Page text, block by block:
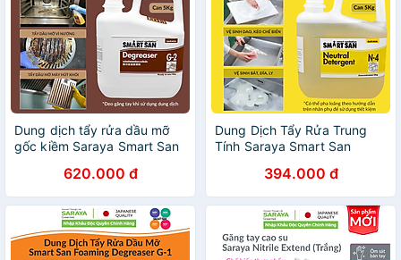
Dung dịch tẩy rửa dầu mỡ
gốc kiềm Saraya Smart San
620.000 đ
Dung Dịch Tẩy Rửa Trung
Tính Saraya Smart San
394.000 đ